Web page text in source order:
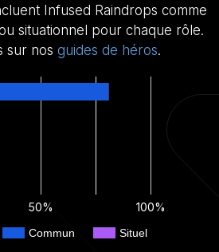
Infused Raindrops comme
situationnel pour chaque rôle.
sur nos guides de héros.
Commun Situel
50% 100%